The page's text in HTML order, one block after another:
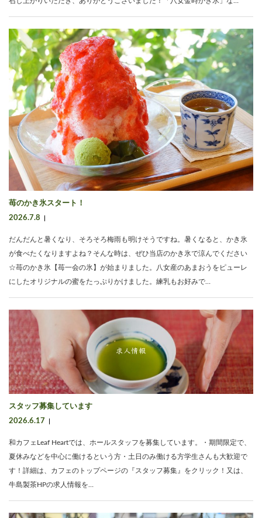
苺のかき氷スタート！
2026.7.8
だんだんと暑くなり、そろそろ梅雨も明けそうですね。暑くなると、かき氷
が食べたくなりますよね？そんな時は、ぜひ当店のかき氷で涼んでください
☆苺のかき氷【苺一会の氷】が始まりました。八女産のあまおうをピューレ
にしたオリジナルの蜜をたっぷりかけました。練乳もお好みで…
スタッフ募集しています
2026.6.17
和カフェLeaf Heartでは、ホールスタッフを募集しています。・期間限定で、
夏休みなどを中心に働けるという方・土日のみ働ける方学生さんも大歓迎で
す！詳細は、カフェのトップページの『スタッフ募集』をクリック！又は、
牛島製茶HPの求人情報を…